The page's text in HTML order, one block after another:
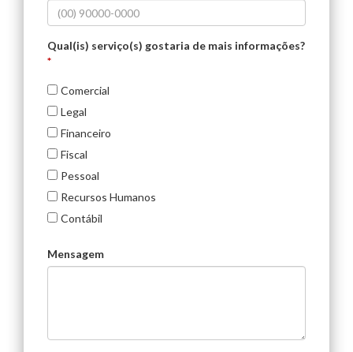
Qual(is) serviço(s) gostaria de mais informações?
*
Comercial
Legal
Financeiro
Fiscal
Pessoal
Recursos Humanos
Contábil
Mensagem